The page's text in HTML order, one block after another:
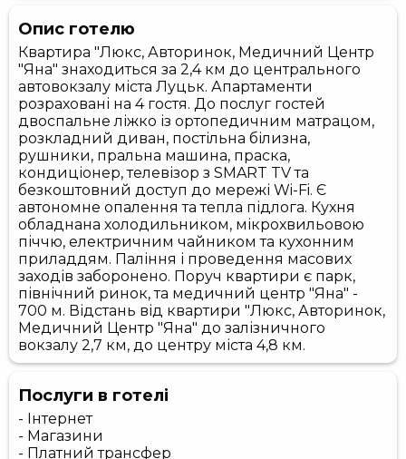
Опис готелю
Квартира "Люкс, Авторинок, Медичний Центр
"Яна" знаходиться за 2,4 км до центрального
автовокзалу міста Луцьк. Апартаменти
розраховані на 4 гостя. До послуг гостей
двоспальне ліжко із ортопедичним матрацом,
розкладний диван, постільна білизна,
рушники, пральна машина, праска,
кондиціонер, телевізор з SMART TV та
безкоштовний доступ до мережі Wi-Fi. Є
автономне опалення та тепла підлога. Кухня
обладнана холодильником, мікрохвильовою
піччю, електричним чайником та кухонним
приладдям. Паління і проведення масових
заходів заборонено. Поруч квартири є парк,
північний ринок, та медичний центр "Яна" -
700 м. Відстань від квартири "Люкс, Авторинок,
Медичний Центр "Яна" до залізничного
вокзалу 2,7 км, до центру міста 4,8 км.
Послуги в готелі
- Інтернет
- Магазини
- Платний трансфер